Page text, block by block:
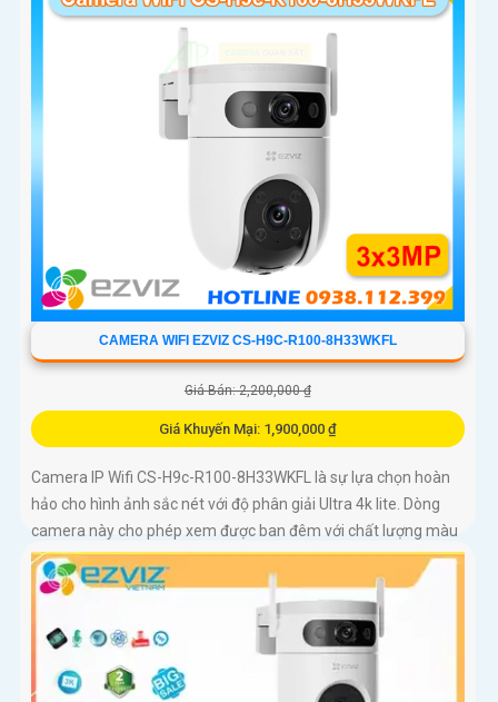
CAMERA WIFI EZVIZ CS-H9C-R100-8H33WKFL
Giá Bán: 2,200,000 ₫
Giá Khuyến Mại: 1,900,000 ₫
Camera IP Wifi CS-H9c-R100-8H33WKFL là sự lựa chọn hoàn
hảo cho hình ảnh sắc nét với độ phân giải Ultra 4k lite. Dòng
camera này cho phép xem được ban đêm với chất lượng màu
sắc như ban ngày, đến 30m